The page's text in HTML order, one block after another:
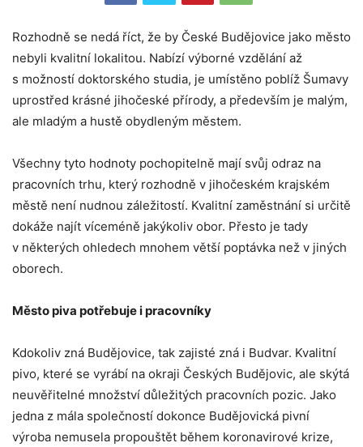
Rozhodně se nedá říct, že by České Budějovice jako město
nebyli kvalitní lokalitou. Nabízí výborné vzdělání až
s možností doktorského studia, je umístěno poblíž Šumavy
uprostřed krásné jihočeské přírody, a především je malým,
ale mladým a hustě obydleným městem.
Všechny tyto hodnoty pochopitelně mají svůj odraz na
pracovních trhu, který rozhodně v jihočeském krajském
městě není nudnou záležitostí. Kvalitní zaměstnání si určitě
dokáže najít víceméně jakýkoliv obor. Přesto je tady
v některých ohledech mnohem větší poptávka než v jiných
oborech.
Město piva potřebuje i pracovníky
Kdokoliv zná Budějovice, tak zajisté zná i Budvar. Kvalitní
pivo, které se vyrábí na okraji Českých Budějovic, ale skýtá
neuvěřitelné množství důležitých pracovních pozic. Jako
jedna z mála společností dokonce Budějovická pivní
výroba nemusela propouštět během koronavirové krize,